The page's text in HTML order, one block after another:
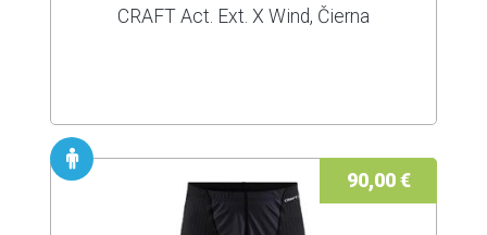
CRAFT Act. Ext. X Wind, Čierna
90,00 €